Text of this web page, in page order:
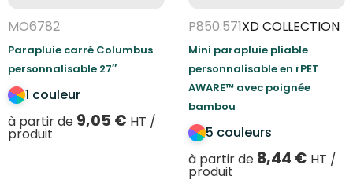
MO6782
Parapluie carré Columbus
personnalisable 27″
1 couleur
à partir de 9,05 € HT /
produit
P850.571XD COLLECTION
Mini parapluie pliable
personnalisable en rPET
AWARE™ avec poignée
bambou
5 couleurs
à partir de 8,44 € HT /
produit